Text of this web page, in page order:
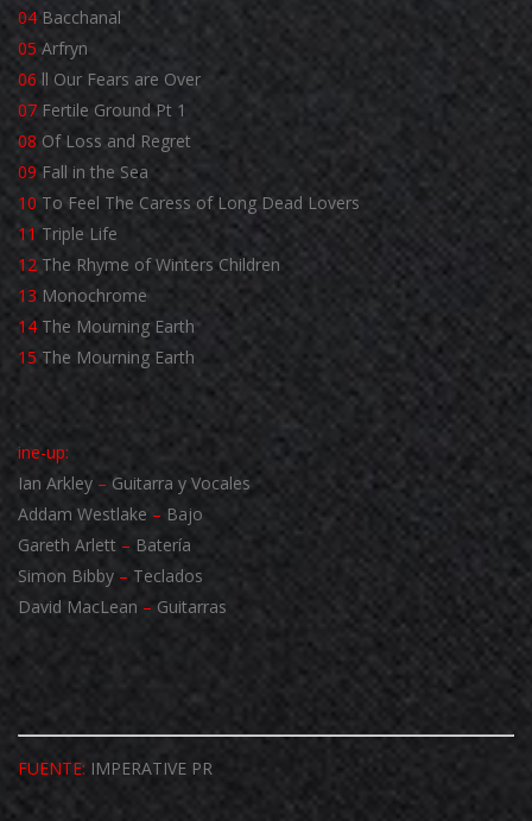
04Bacchanal
05 Arfryn
06 ll Our Fears are Over
07 Fertile Ground Pt 1
08 Of Loss and Regret
09 Fall in the Sea
10 To Feel The Caress of Long Dead Lovers
11 Triple Life
12 The Rhyme of Winters Children
13 Monochrome
14 The Mourning Earth
15 The Mourning Earth
ine-up:
Ian Arkley – Guitarra y Vocales
Addam Westlake – Bajo
Gareth Arlett – Batería
Simon Bibby – Teclados
David MacLean – Guitarras
FUENTE: IMPERATIVE PR